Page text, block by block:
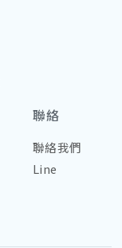
聯絡
聯絡我們
Line